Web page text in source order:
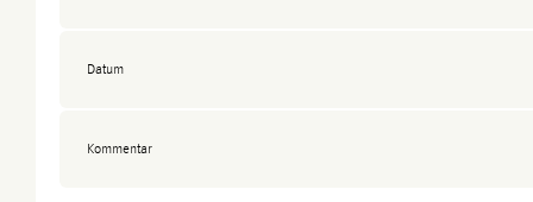
Datum
Kommentar